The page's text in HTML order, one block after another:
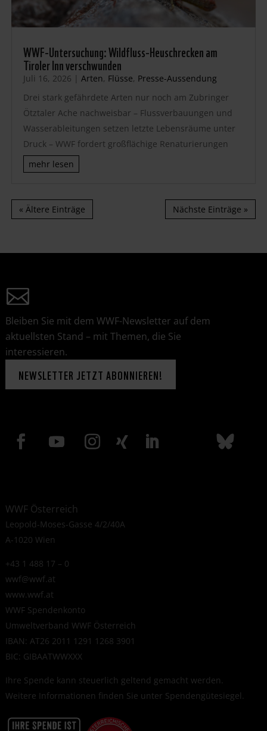
WWF-Untersuchung: Wildfluss-Heuschrecken am
Tiroler Inn verschwunden
Juli 16, 2026 | Arten, Flüsse, Presse-Aussendung
Drei stark gefährdete Arten nur noch am Zubringer
Ötztaler Ache nachweisbar – Flussverbauungen und
Wasserableitungen setzen letzte Lebensräume unter
Druck – WWF fordert großflächige Renaturierungen
mehr lesen
« Ältere Einträge Nächste Einträge »
Bleiben Sie mit dem WWF-Newsletter auf dem
aktuellsten Stand – mit Themen, die Sie
interessieren.
NEWSLETTER JETZT ABONNIEREN!
WWF Österreich
Leopold-Moses-Gasse 4/2/40A
A-1020 Wien
+43 1 488 17 – 0
wwf@wwf.at
www.wwf.at
WWF Spendenkonto
Umweltverband WWF Österreich
IBAN: AT26 2011 1291 1268 3901
BIC: GIBAATWWXXX
Ihre Spende kann steuerlich geltend gemacht werden.
Weitere Informationen finden Sie unter Spendengütesiegel.